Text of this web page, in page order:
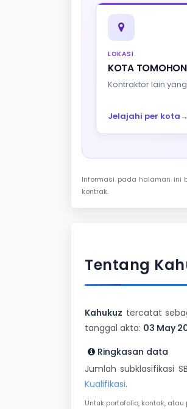
LOKASI
KOTA TOMOHON
Kontraktor lain
Jelajahi per kota→
Informasi pada halaman ini
kontrak.
Tentang
Kahukuz tercatat
tanggal akta: 03 May
Ringkasan data
Jumlah subklasifikasi
Kualifikasi.
Untuk portofolio, kontak,